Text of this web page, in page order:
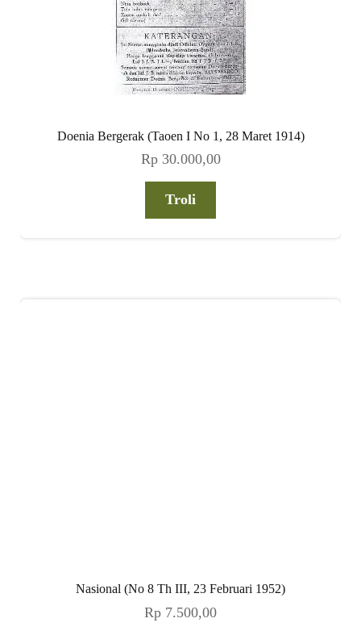
Doenia Bergerak (Taoen I No 1, 28 Maret 1914)
Rp30.000,00
Troli
Nasional (No 8 Th III, 23 Februari 1952)
Rp 7.500,00